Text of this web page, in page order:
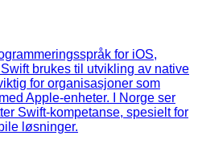
for iOS,
brukes til utvikling av native
for organisasjoner som
Apple-enheter. I Norge ser
Swift-kompetanse, spesielt for
løsninger.